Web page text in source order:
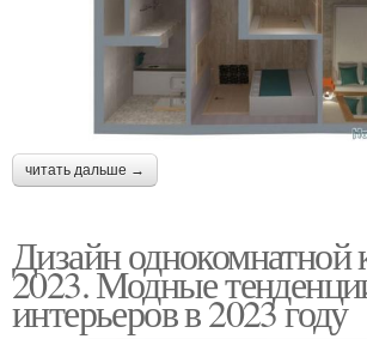
читать дальше →
Дизайн однокомнатной
2023. Модные
интерьеров в 2023 году